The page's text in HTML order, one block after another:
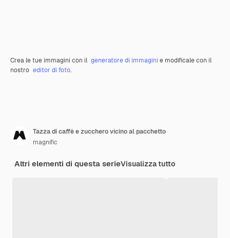
Crea le tue immagini con il generatore di immagini e modificale con il
nostro editor di foto.
Tazza di caffè e zucchero vicino al pacchetto
magnific
Altri elementi di questa serieVisualizza tutto